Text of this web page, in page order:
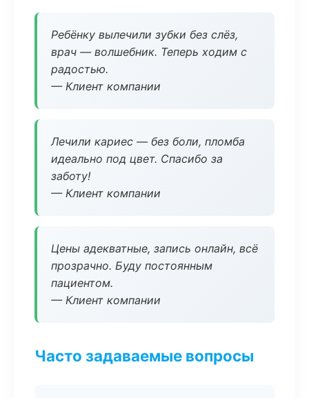
Ребёнку вылечили зубки без слёз,
врач — волшебник. Теперь ходим с
радостью.
— Клиент компании
Лечили кариес — без боли, пломба
идеально под цвет. Спасибо за
заботу!
— Клиент компании
Цены адекватные, запись онлайн, всё
прозрачно. Буду постоянным
пациентом.
— Клиент компании
Часто задаваемые вопросы